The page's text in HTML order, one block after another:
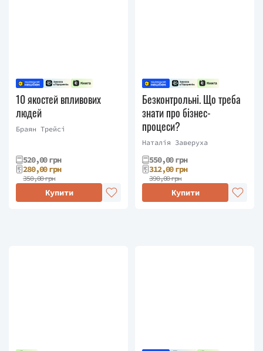
10 якостей впливових
людей
Браян Трейсі
520,00 грн
280,00 грн
350,00 грн
Купити
Безконтрольні. Що треба
знати про бізнес-
процеси?
Наталія Заверуха
550,00 грн
312,00 грн
390,00 грн
Купити